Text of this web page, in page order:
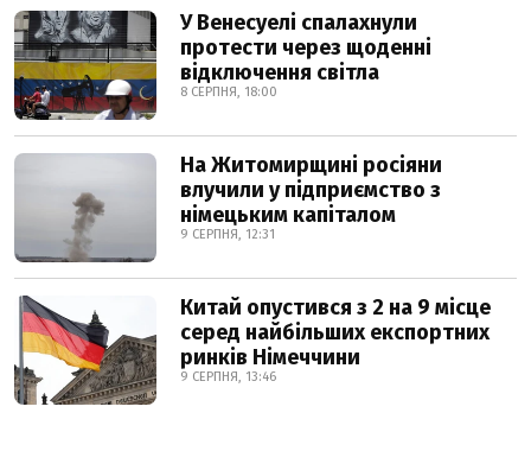
У Венесуелі спалахнули
протести через щоденні
відключення світла
8 СЕРПНЯ, 18:00
На Житомирщині росіяни
влучили у підприємство з
німецьким капіталом
9 СЕРПНЯ, 12:31
Китай опустився з 2 на 9 місце
серед найбільших експортних
ринків Німеччини
9 СЕРПНЯ, 13:46